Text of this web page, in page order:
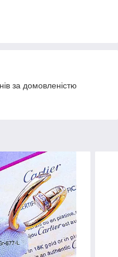
за домовленістю